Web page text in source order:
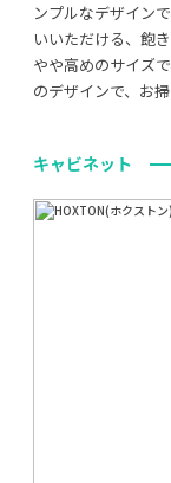
ンプルなデザイン
いいただける、飽
やや高めのサイズ
のデザインで、お掃
キャビネット